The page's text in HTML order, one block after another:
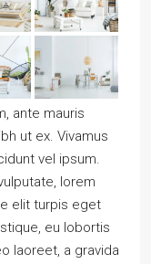
ante mauris
ut ex. Vivamus
vel ipsum.
lorem
elit turpis eget
eu lobortis
laoreet, a gravida